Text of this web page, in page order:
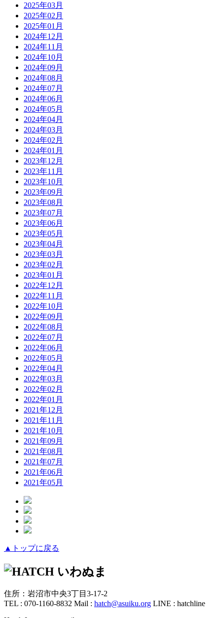
2025年03月
2025年02月
2025年01月
2024年12月
2024年11月
2024年10月
2024年09月
2024年08月
2024年07月
2024年06月
2024年05月
2024年04月
2024年03月
2024年02月
2024年01月
2023年12月
2023年11月
2023年10月
2023年09月
2023年08月
2023年07月
2023年06月
2023年05月
2023年04月
2023年03月
2023年02月
2023年01月
2022年12月
2022年11月
2022年10月
2022年09月
2022年08月
2022年07月
2022年06月
2022年05月
2022年04月
2022年03月
2022年02月
2022年01月
2021年12月
2021年11月
2021年10月
2021年09月
2021年08月
2021年07月
2021年06月
2021年05月
▲トップに戻る
住所：岩沼市中央3丁目3-17-2
TEL : 070-1160-8832 Mail : hatch@asuiku.org LINE : hatchline